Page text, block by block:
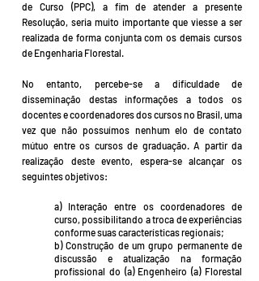
de Curso (PPC), a fim de atender a presente
Resolução, seria muito importante que viesse a ser
realizada de forma conjunta com os demais cursos
de Engenharia Florestal.
No entanto, percebe-se a dificuldade de
disseminação destas informações a todos os
docentes e coordenadores dos cursos no Brasil, uma
vez que não possuímos nenhum elo de contato
mútuo entre os cursos de graduação. A partir da
realização deste evento, espera-se alcançar os
seguintes objetivos:
a) Interação entre os coordenadores de
curso, possibilitando a troca de experiências
conforme suas características regionais;
b) Construção de um grupo permanente de
discussão e atualização na formação
profissional do (a) Engenheiro (a) Florestal